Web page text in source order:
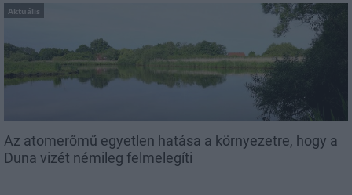
Aktuális
Az atomerőmű egyetlen hatása a környezetre, hogy a
Duna vizét némileg felmelegíti